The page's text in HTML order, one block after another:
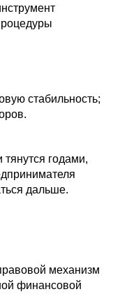
стабильность;
тянутся годами,
дальше.
механизм
финансовой